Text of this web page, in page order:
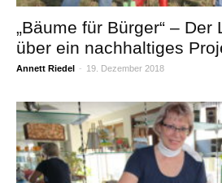
„Bäume für Bürger“ – Der
über ein nachhaltiges
Annett Riedel - 19. Dezember 2018